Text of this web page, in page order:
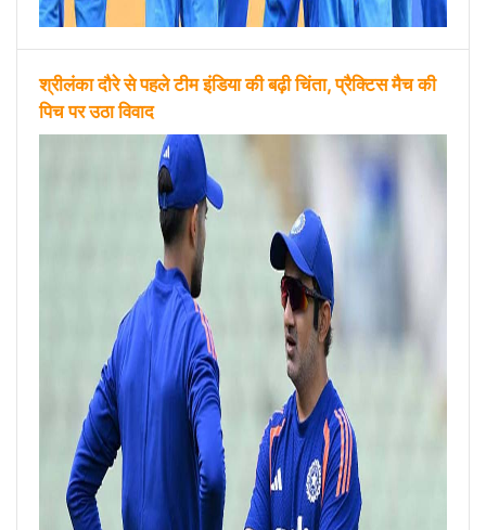
श्रीलंका दौरे से पहले टीम इंडिया की बढ़ी चिंता, प्रैक्टिस मैच की
पिच पर उठा विवाद